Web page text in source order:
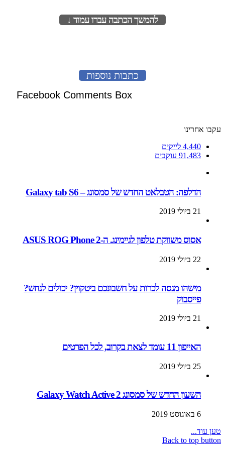
להמשך הכתבה עברו עמוד ↓
כתבות נוספות
Facebook Comments Box
עקבו אחרינו
4,440 לייקים
91,483 עוקבים
הדלפה: הטבלאט החדש של סמסונג – Galaxy tab S6
21 ביולי 2019
אסוס משווקת טלפון לגיימינג. ה-ASUS ROG Phone 2
22 ביולי 2019
מישהו מנסה לכרות על חשבונכם ביטקוין? יכולים לנחש?
פייסבוק
21 ביולי 2019
האייפון 11 עומד לצאת בקרוב, לכל הפרטים
25 ביולי 2019
השעון החדש של סמסונג Galaxy Watch Active 2
6 באוגוסט 2019
טען עוד...
Back to top button